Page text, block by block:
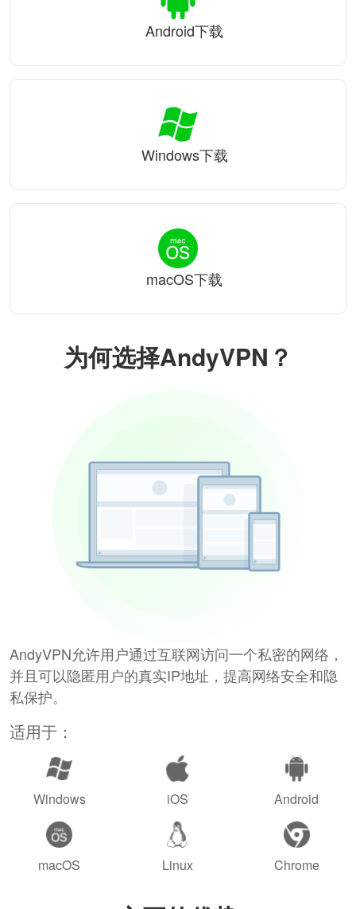
为何选择AndyVPN？
AndyVPN允许用户通过互联网访问一个私密的网络，
并且可以隐匿用户的真实IP地址，提高网络安全和隐
私保护。
适用于：
Windows iOS Android
macOS Linux Chrome
Android下载
Windows下载
macOS下载